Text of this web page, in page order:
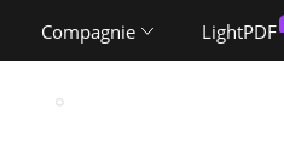
Compagnie LightPDF